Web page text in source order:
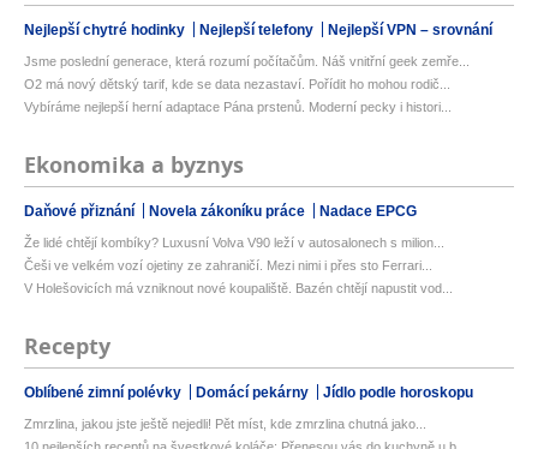
Nejlepší chytré hodinky Nejlepší telefony Nejlepší VPN – srovnání
Jsme poslední generace, která rozumí počítačům. Náš vnitřní geek zemře...
O2 má nový dětský tarif, kde se data nezastaví. Pořídit ho mohou rodič...
Vybíráme nejlepší herní adaptace Pána prstenů. Moderní pecky i histori...
Ekonomika a byznys
Daňové přiznání Novela zákoníku práce Nadace EPCG
Že lidé chtějí kombíky? Luxusní Volva V90 leží v autosalonech s milion...
Češi ve velkém vozí ojetiny ze zahraničí. Mezi nimi i přes sto Ferrari...
V Holešovicích má vzniknout nové koupaliště. Bazén chtějí napustit vod...
Recepty
Oblíbené zimní polévky Domácí pekárny Jídlo podle horoskopu
Zmrzlina, jakou jste ještě nejedli! Pět míst, kde zmrzlina chutná jako...